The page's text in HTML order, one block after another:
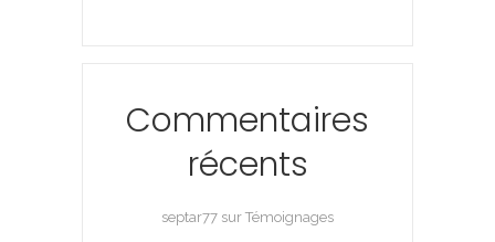
Commentaires
récents
septar77 sur Témoignages